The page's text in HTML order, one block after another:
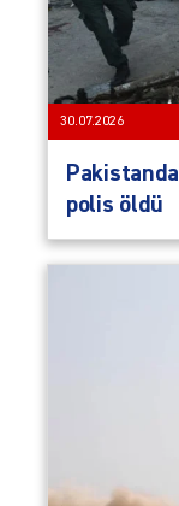
30.07.2026
polis öldü